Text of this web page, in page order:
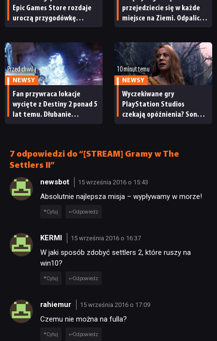
RETRO
TECHNOLOGIE
DYSKUSJE
JUŻ GRALIŚMY
Epic Games Store rozdaje
uroczą przygodówkę
przejedziecie się w każde
miejsce na Ziemi. Odpalicie
Przed chwilą
NEWSY
Fan przywraca lokacje
wycięte z Destiny 2 ponad 5
lat temu. Dłubanie
10 minut temu
NEWSY
Wyczekiwane gry
PlayStation Studios
czekają opóźnienia? Sony
7 odpowiedzi do “[STREAM] Gramy w The
Settlers II”
newsbot 15 września 2016 o 15:43
Absolutnie najlepsza misja – wypływamy w morze!
Cytuj Odpowiedz
KERMI 15 września 2016 o 16:37
W jaki sposób zdobyć settlers 2, które ruszy na
win10?
Cytuj Odpowiedz
rahiemur 15 września 2016 o 17:09
Czemu nie można na fulla?
Cytuj Odpowiedz